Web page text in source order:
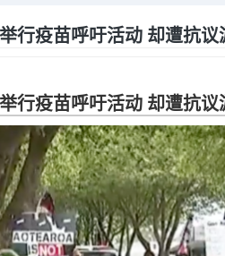
行疫苗呼吁活动 却遭抗议
行疫苗呼吁活动 却遭抗议